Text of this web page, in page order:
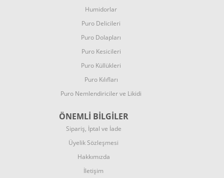
Humidorlar
Puro Delicileri
Puro Dolapları
Puro Kesicileri
Puro Küllükleri
Puro Kılıfları
Puro Nemlendiriciler ve Likidi
ÖNEMLİ BİLGİLER
Sipariş, İptal ve İade
Üyelik Sözleşmesi
Hakkımızda
İletişim